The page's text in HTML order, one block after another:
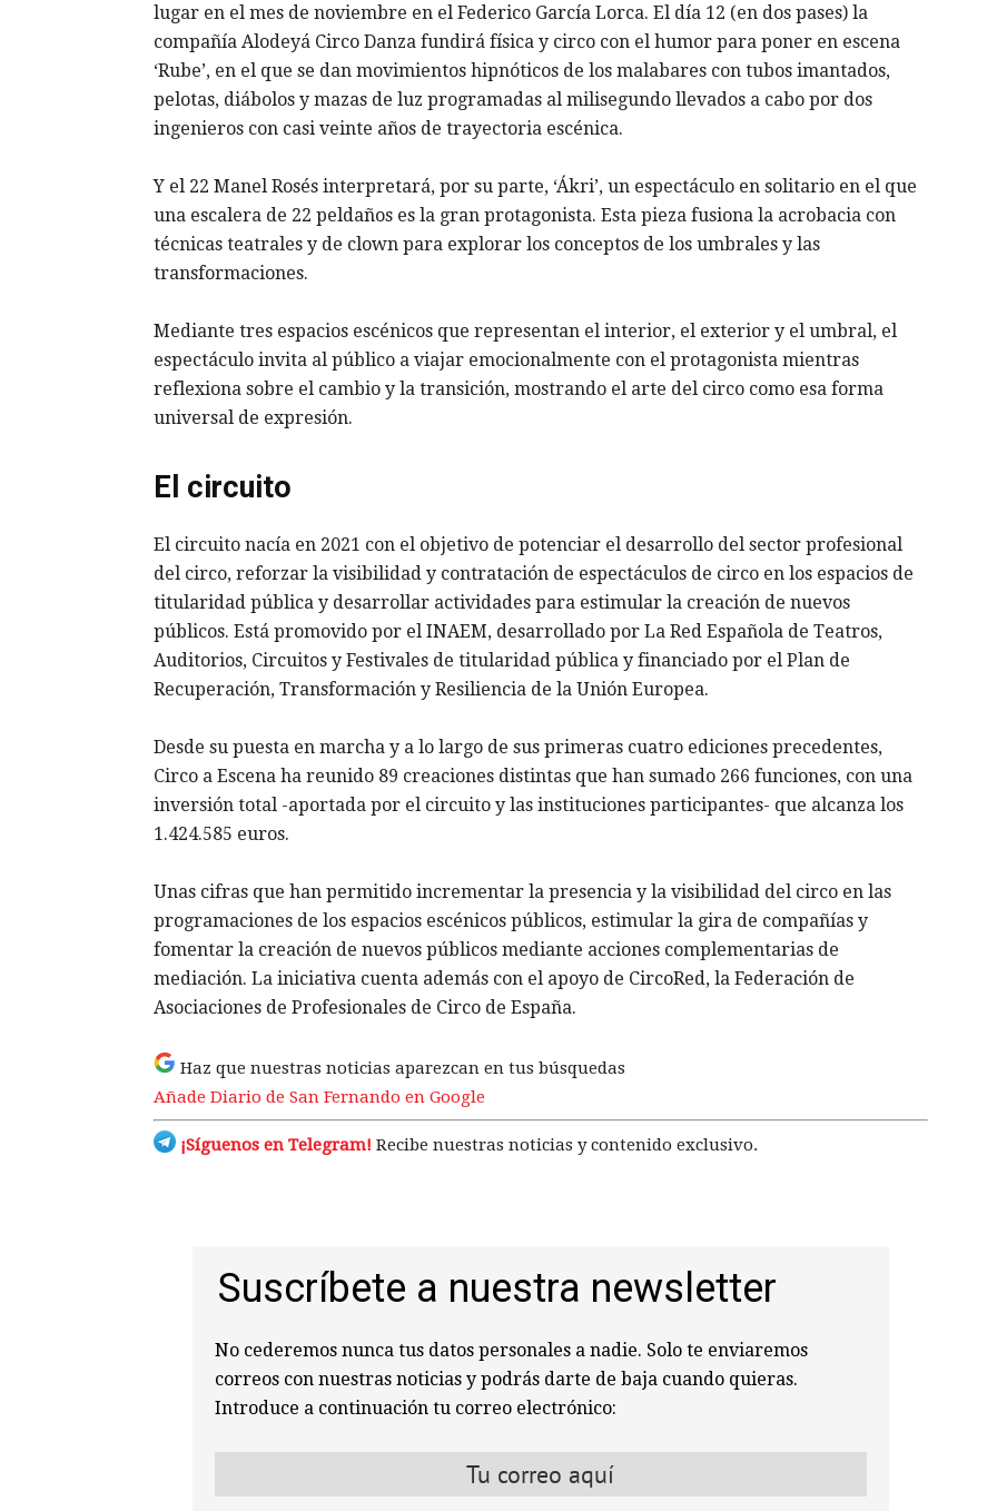
lugar en el mes de noviembre en el Federico García Lorca. El día 12 (en dos pases) la
compañía Alodeyá Circo Danza fundirá física y circo con el humor para poner en escena
‘Rube’, en el que se dan movimientos hipnóticos de los malabares con tubos imantados,
pelotas, diábolos y mazas de luz programadas al milisegundo llevados a cabo por dos
ingenieros con casi veinte años de trayectoria escénica.
Y el 22 Manel Rosés interpretará, por su parte, ‘Ákri’, un espectáculo en solitario en el que
una escalera de 22 peldaños es la gran protagonista. Esta pieza fusiona la acrobacia con
técnicas teatrales y de clown para explorar los conceptos de los umbrales y las
transformaciones.
Mediante tres espacios escénicos que representan el interior, el exterior y el umbral, el
espectáculo invita al público a viajar emocionalmente con el protagonista mientras
reflexiona sobre el cambio y la transición, mostrando el arte del circo como esa forma
universal de expresión.
El circuito
El circuito nacía en 2021 con el objetivo de potenciar el desarrollo del sector profesional
del circo, reforzar la visibilidad y contratación de espectáculos de circo en los espacios de
titularidad pública y desarrollar actividades para estimular la creación de nuevos
públicos. Está promovido por el INAEM, desarrollado por La Red Española de Teatros,
Auditorios, Circuitos y Festivales de titularidad pública y financiado por el Plan de
Recuperación, Transformación y Resiliencia de la Unión Europea.
Desde su puesta en marcha y a lo largo de sus primeras cuatro ediciones precedentes,
Circo a Escena ha reunido 89 creaciones distintas que han sumado 266 funciones, con una
inversión total -aportada por el circuito y las instituciones participantes- que alcanza los
1.424.585 euros.
Unas cifras que han permitido incrementar la presencia y la visibilidad del circo en las
programaciones de los espacios escénicos públicos, estimular la gira de compañías y
fomentar la creación de nuevos públicos mediante acciones complementarias de
mediación. La iniciativa cuenta además con el apoyo de CircoRed, la Federación de
Asociaciones de Profesionales de Circo de España.
Haz que nuestras noticias aparezcan en tus búsquedas
Añade Diario de San Fernando en Google
¡Síguenos en Telegram! Recibe nuestras noticias y contenido exclusivo.
Suscríbete a nuestra newsletter
No cederemos nunca tus datos personales a nadie. Solo te enviaremos
correos con nuestras noticias y podrás darte de baja cuando quieras.
Introduce a continuación tu correo electrónico: